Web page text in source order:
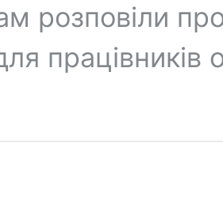
розповіли